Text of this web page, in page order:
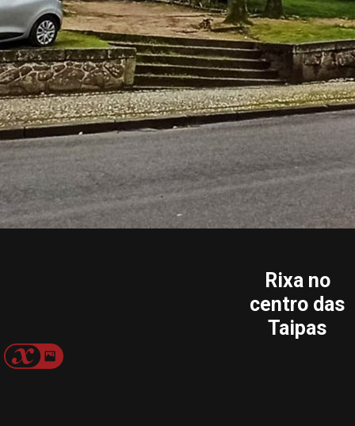
Viatura pendurada no jardim junto à sede
da Junta de Freguesia
Rixa no
centro das
Taipas